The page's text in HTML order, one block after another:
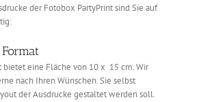
der Fotobox PartyPrint sind Sie auf
bietet eine Fläche von 10 x 15 cm. Wir
nach Ihren Wünschen. Sie selbst
der Ausdrucke gestaltet werden soll.